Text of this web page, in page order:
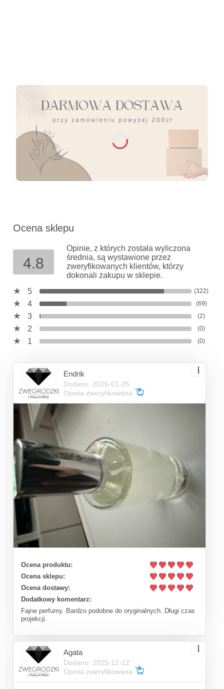
Ocena sklepu
4.8
Opinie, z których została wyliczona
średnia, są wystawione przez
zweryfikowanych klientów, którzy
dokonali zakupu w sklepie.
5
(322)
4 (69)
3 (2)
2 (0)
1 (0)
Endrik
Dodano: 2026-01-25
Opinia zweryfikowana
Ocena produktu:
Ocena sklepu:
Ocena dostawy:
Dodatkowy komentarz:
Fajne perfumy. Bardzo podobne do oryginalnych. Długi czas
projekcji.
Agata
Dodano: 2025-12-12
Opinia zweryfikowana